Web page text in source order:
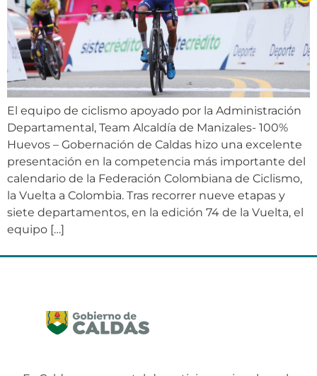
El equipo de ciclismo apoyado por la Administración
Departamental, Team Alcaldía de Manizales- 100%
Huevos – Gobernación de Caldas hizo una excelente
presentación en la competencia más importante del
calendario de la Federación Colombiana de Ciclismo,
la Vuelta a Colombia. Tras recorrer nueve etapas y
siete departamentos, en la edición 74 de la Vuelta, el
equipo […]